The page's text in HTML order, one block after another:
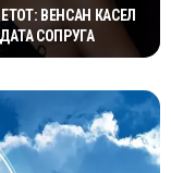
ВЕНСАН КАСЕЛ
СОПРУГА